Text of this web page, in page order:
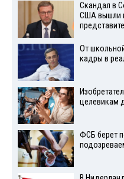
Скандал в
США вышли
От
кадры в
целевикам
ФСБ берет